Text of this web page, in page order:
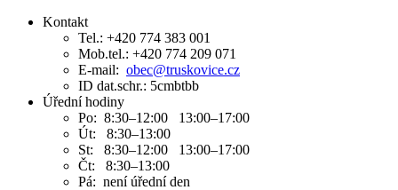
Kontakt
Tel.: +420 774 383 001
Mob.tel.: +420 774 209 071
E-mail: obec@truskovice.cz
ID dat.schr.: 5cmbtbb
Úřední hodiny
Po: 8:30–12:00 13:00–17:00
Út: 8:30–13:00
St: 8:30–12:00 13:00–17:00
Čt: 8:30–13:00
Pá: není úřední den